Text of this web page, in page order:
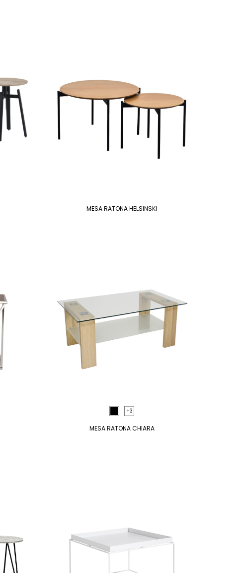
MESA RATONA HELSINSKI
+3
MESA RATONA CHIARA